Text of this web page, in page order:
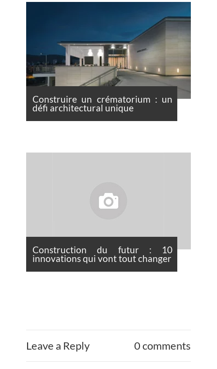
Construire un crématorium : un
défi architectural unique
Construction du futur : 10
innovations qui vont tout changer
Leave a Reply 0 comments